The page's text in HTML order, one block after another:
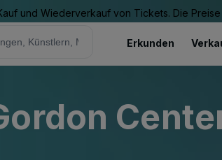
und Wiederverkauf von Tickets. Die
Erkunden